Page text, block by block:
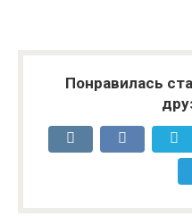
Понравилась